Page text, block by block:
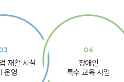
재활 시설
운영
04
장애인
특수 교육 사업